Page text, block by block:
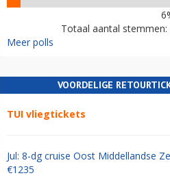
Totaal aantal stemmen:
Meer polls
VOORDELIGE
TUI vliegtickets
Jul: 8-dg cruise Oost Middellandse
€1235